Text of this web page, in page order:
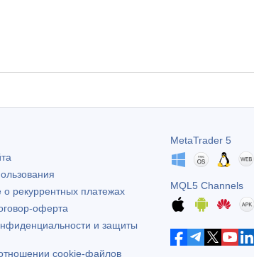
рекуррентных платежах
оферта
и защиты
cookie-файлов
MetaTrader 5
MQL5 Channels